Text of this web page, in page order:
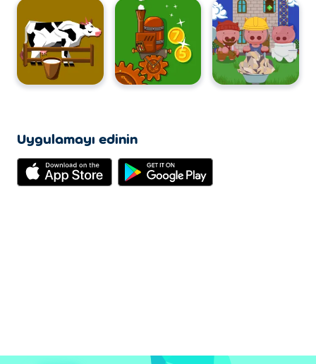
Uygulamayı edinin